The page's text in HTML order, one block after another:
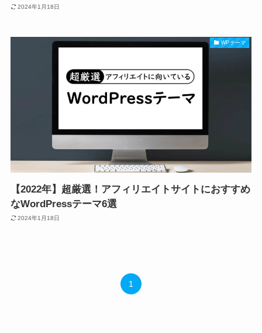
2024年1月18日
WPテーマ
【2022年】超厳選！アフィリエイトサイトにおすすめ
なWordPressテーマ6選
2024年1月18日
1